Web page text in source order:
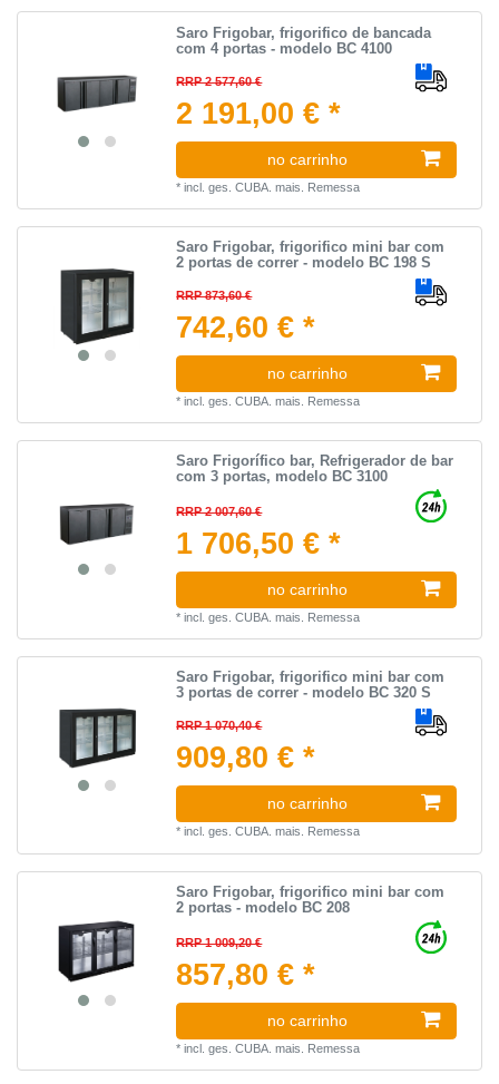
Saro Frigobar, frigorifico de bancada
com 4 portas - modelo BC 4100
RRP 2 577,60 €
2 191,00 € *
no carrinho
*incl. ges. CUBA. mais. Remessa
Saro Frigobar, frigorifico mini bar com
2 portas de correr - modelo BC 198 S
RRP 873,60 €
742,60 € *
no carrinho
*incl. ges. CUBA. mais. Remessa
Saro Frigorífico bar, Refrigerador de bar
com 3 portas, modelo BC 3100
RRP 2 007,60 €
1 706,50 € *
no carrinho
*incl. ges. CUBA. mais. Remessa
Saro Frigobar, frigorifico mini bar com
3 portas de correr - modelo BC 320 S
RRP 1 070,40 €
909,80 € *
no carrinho
*incl. ges. CUBA. mais. Remessa
Saro Frigobar, frigorifico mini bar com
2 portas - modelo BC 208
RRP 1 009,20 €
857,80 € *
no carrinho
*incl. ges. CUBA. mais. Remessa